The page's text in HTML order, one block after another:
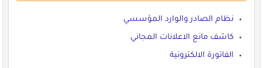
نظام الصادر والوارد المؤسسي
كاشف مانع الاعلانات المجاني
الفاتورة الالكترونية